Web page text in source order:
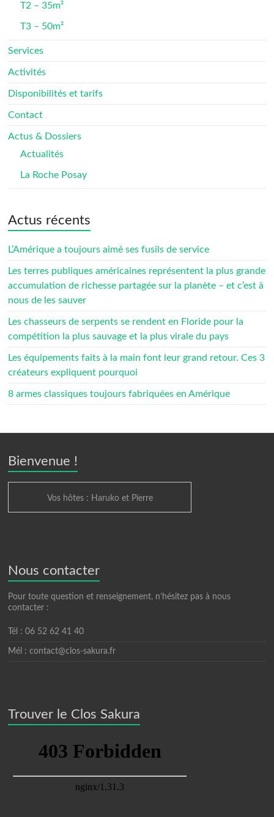
T2 – 35m²
T3 – 50m²
Services
Activités
Disponibilités et tarifs
Contact
Actus & Dossiers
Actualités
La Roche Posay
Actus récents
L’Amérique a toujours aimé ses fusils de service
Les terres publiques américaines représentent la plus grande
accumulation de richesse partagée sur la planète – et c’est à
nous de les sauver
Les chasseurs de serpents se rendent en Floride pour la
compétition la plus sauvage et la plus virale du pays
Les équipements faits à la main font leur grand retour. Ces 3
créateurs expliquent pourquoi
8 armes classiques toujours fabriquées en Amérique
Bienvenue !
Vos hôtes : Haruko et Pierre
Nous contacter
Pour toute question et renseignement, n’hésitez pas à nous
contacter :
Tél : 06 52 62 41 40
Mél : contact@clos-sakura.fr
Trouver le Clos Sakura